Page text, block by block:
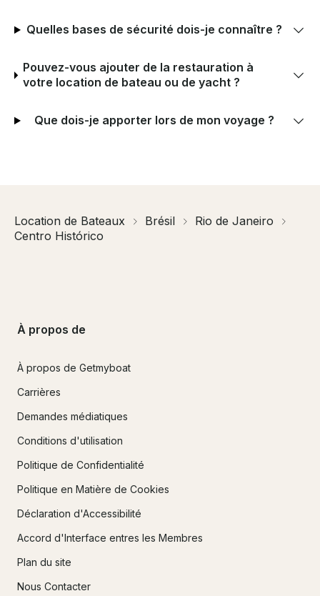
Quelles bases de sécurité dois-je connaître ?
Pouvez-vous ajouter de la restauration à
votre location de bateau ou de yacht ?
Que dois-je apporter lors de mon voyage ?
Location de Bateaux Brésil
Rio de Janeiro
Centro Histórico
À propos de
À propos de Getmyboat
Carrières
Demandes médiatiques
Conditions d'utilisation
Politique de Confidentialité
Politique en Matière de Cookies
Déclaration d'Accessibilité
Accord d'Interface entres les Membres
Plan du site
Nous Contacter